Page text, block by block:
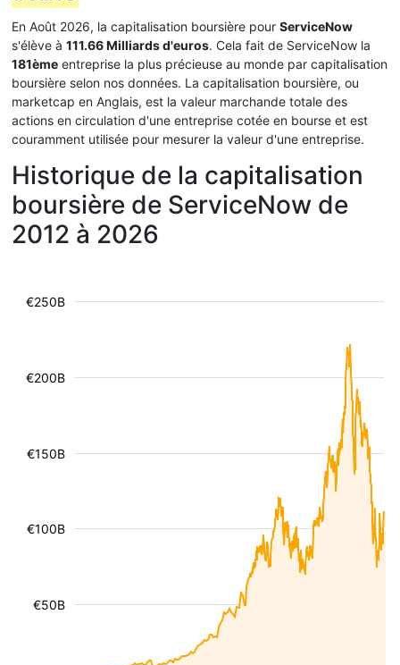
En Août 2026, la capitalisation boursière pour ServiceNow
s'élève à 111.66 Milliards d'euros. Cela fait de ServiceNow la
181ème entreprise la plus précieuse au monde par capitalisation
boursière selon nos données. La capitalisation boursière, ou
marketcap en Anglais, est la valeur marchande totale des
actions en circulation d'une entreprise cotée en bourse et est
couramment utilisée pour mesurer la valeur d'une entreprise.
Historique de la capitalisation
boursière de ServiceNow de
2012 à 2026
€50B
€100B
€150B
€200B
€250B